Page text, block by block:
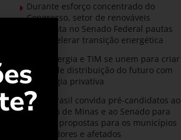
Durante esforço concentrado do
Congresso, setor de renováveis
apresenta no Senado Federal pautas
para acelerar transição energética
CPFL Energia e TIM se unem para criar
a rede de distribuição do futuro com
tecnologia privativa
AMIG Brasil convida pré-candidatos ao
Governo de Minas e ao Senado para
discutir propostas para os municípios
mineradores e afetados